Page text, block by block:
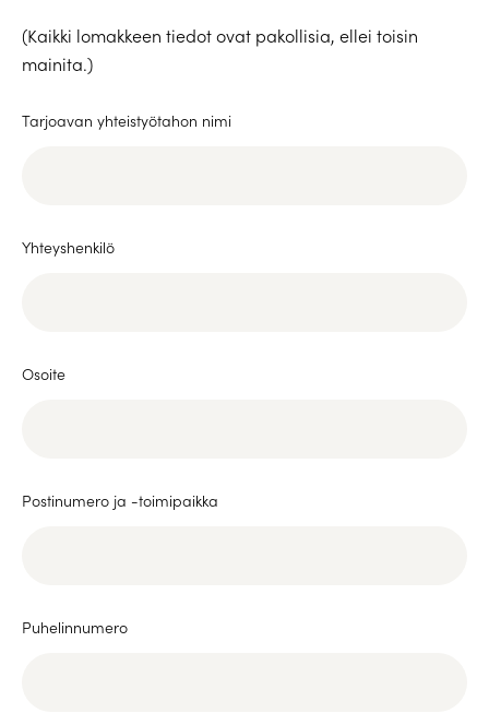
(Kaikki lomakkeen tiedot ovat pakollisia, ellei toisin
mainita.)
Tarjoavan yhteistyötahon nimi
Yhteyshenkilö
Osoite
Postinumero ja -toimipaikka
Puhelinnumero